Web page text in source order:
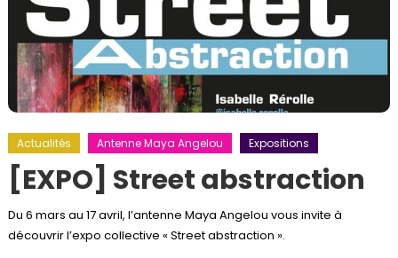
Actualités Antenne Maya Angelou Expositions
[EXPO] Street abstraction
Du 6 mars au 17 avril, l’antenne Maya Angelou vous invite à
découvrir l’expo collective « Street abstraction ».